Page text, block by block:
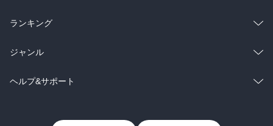
雑誌・グラビア
BL・TL
ラノベ
雑誌・グラビア
BL・TL
総合
ラノベ
雑誌・グラビア
ランキング
総合
ラノベ
ジャンル
コミック
ヘルプ&サポート